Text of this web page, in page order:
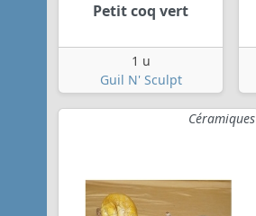
Petit coq vert
1 u
Guil N' Sculpt
Céramiques